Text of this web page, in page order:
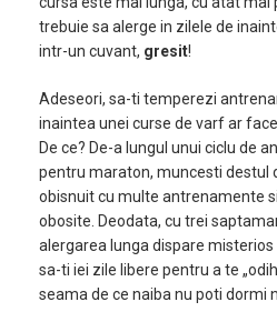
trebuie sa alerge in zilele de
intr-un cuvant, gresit!
Adeseori, sa-ti temperezi
inaintea unei curse de varf ar
De ce? De-a lungul unui ciclu de
pentru maraton, muncesti destul
obisnuit cu multe antrenamente
obosite. Deodata, cu trei
alergarea lunga dispare
sa-ti iei zile libere pentru a te
seama de ce naiba nu poti dormi